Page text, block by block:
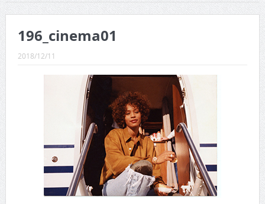
CINEMA×STYLE 291号
CINEMA×STYLE 290号
CINEMA×STYLE 289号
CINEMA×STYLE 288号
CINEMA×STYLE 287号
CINEMA×STYLE 286号
CINEMA×STYLE 285号
CINEMA×STYLE 294号
196_cinema01
2018/12/11